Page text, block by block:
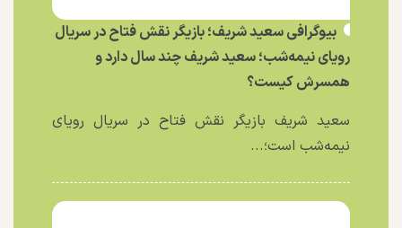
بیوگرافی سعید شریف؛ بازیگر نقش فتاح در سریال
رویای نیمه‌شب؛ سعید شریف چند سال دارد و
همسرش کیست؟
سعید شریف بازیگر نقش فتاح در سریال رویای
نیمه‌شب است؛...